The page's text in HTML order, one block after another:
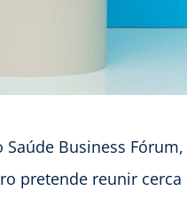
Business
pretende reunir